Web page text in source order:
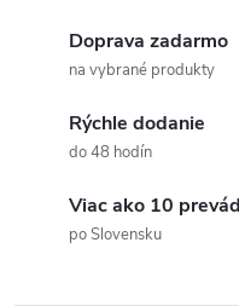
Doprava zadarmo
na vybrané produkty
Rýchle dodanie
do 48 hodín
Viac ako 10
po Slovensku